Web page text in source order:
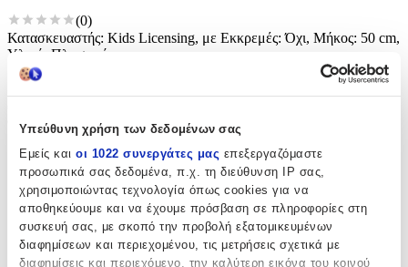
Υπεύθυνη χρήση των δεδομένων σας
Εμείς και οι 1022 συνεργάτες μας επεξεργαζόμαστε
προσωπικά σας δεδομένα, π.χ. τη διεύθυνση IP σας,
χρησιμοποιώντας τεχνολογία όπως cookies για να
αποθηκεύουμε και να έχουμε πρόσβαση σε πληροφορίες στη
συσκευή σας, με σκοπό την προβολή εξατομικευμένων
διαφημίσεων και περιεχομένου, τις μετρήσεις σχετικά με
διαφημίσεις και περιεχόμενο, την καλύτερη εικόνα του κοινού
(0)
Κατασκευαστής: Kids Licensing, με Εκκρεμές: Όχι, Μήκος: 50 cm,
Υλικό: Πλαστικό
Παράδοση 4-9 ημέρες
99